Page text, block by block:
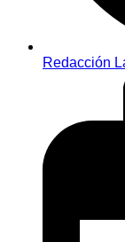
Redacción